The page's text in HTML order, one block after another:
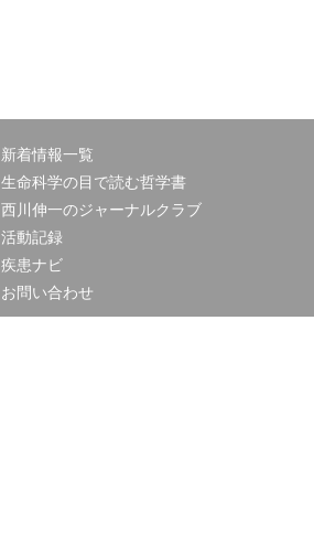
新着情報一覧
生命科学の目で読む哲学書
西川伸一のジャーナルクラブ
活動記録
疾患ナビ
お問い合わせ